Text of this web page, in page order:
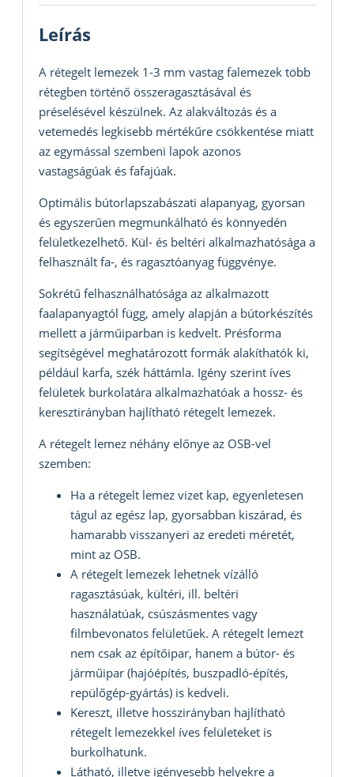
Leírás
A rétegelt lemezek 1-3 mm vastag falemezek több
rétegben történő összeragasztásával és
préselésével készülnek. Az alakváltozás és a
vetemedés legkisebb mértékűre csökkentése miatt
az egymással szembeni lapok azonos
vastagságúak és fafajúak.
Optimális bútorlapszabászati alapanyag, gyorsan
és egyszerűen megmunkálható és könnyedén
felületkezelhető. Kül- és beltéri alkalmazhatósága a
felhasznált fa-, és ragasztóanyag függvénye.
Sokrétű felhasználhatósága az alkalmazott
faalapanyagtól függ, amely alapján a bútorkészítés
mellett a járműiparban is kedvelt. Présforma
segítségével meghatározott formák alakíthatók ki,
például karfa, szék háttámla. Igény szerint íves
felületek burkolatára alkalmazhatóak a hossz- és
keresztirányban hajlítható rétegelt lemezek.
A rétegelt lemez néhány előnye az OSB-vel
szemben:
Ha a rétegelt lemez vizet kap, egyenletesen
tágul az egész lap, gyorsabban kiszárad, és
hamarabb visszanyeri az eredeti méretét,
mint az OSB.
A rétegelt lemezek lehetnek vízálló
ragasztásúak, kültéri, ill. beltéri
használatúak, csúszásmentes vagy
filmbevonatos felületűek. A rétegelt lemezt
nem csak az építőipar, hanem a bútor- és
járműipar (hajóépítés, buszpadló-építés,
repülőgép-gyártás) is kedveli.
Kereszt, illetve hosszirányban hajlítható
rétegelt lemezekkel íves felületeket is
burkolhatunk.
Látható, illetve igényesebb helyekre a